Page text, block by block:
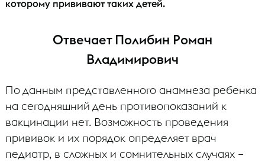
которому прививают таких детей.
Отвечает Полибин Роман
Владимирович
По данным представленного анамнеза ребенка
на сегодняшний день противопоказаний к
вакцинации нет. Возможность проведения
прививок и их порядок определяет врач
педиатр, в сложных и сомнительных случаях –